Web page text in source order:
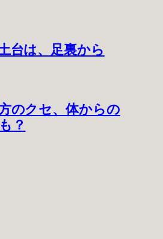
台は、足裏から
のクセ、体からの
？